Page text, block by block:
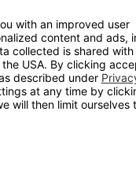
per pakke